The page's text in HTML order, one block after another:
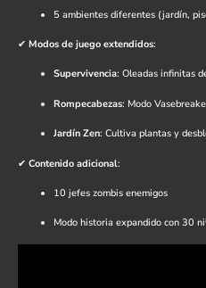
5 ambientes diferentes (jardín,
✔ Modos de juego extendidos:
Supervivencia: Oleadas infinitas
Rompecabezas: Modo
Jardín Zen: Cultiva plantas y
✔ Contenido adicional:
10 jefes zombis enemigos
Modo historia expandido con 30